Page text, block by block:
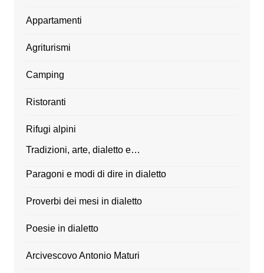
Appartamenti
Agriturismi
Camping
Ristoranti
Rifugi alpini
Tradizioni, arte, dialetto e…
Paragoni e modi di dire in dialetto
Proverbi dei mesi in dialetto
Poesie in dialetto
Arcivescovo Antonio Maturi